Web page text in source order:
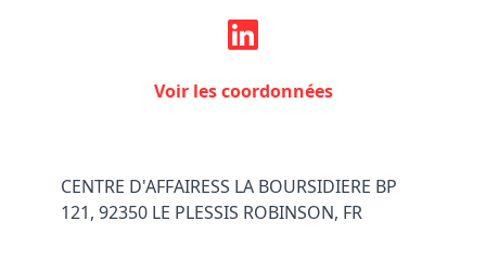
Voir les coordonnées
CENTRE D'AFFAIRESS LA BOURSIDIERE BP
121, 92350 LE PLESSIS ROBINSON, FR